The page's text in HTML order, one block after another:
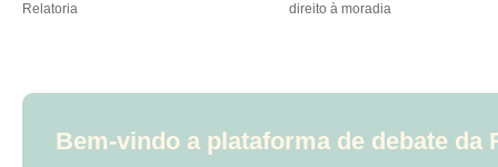
Relatoria
direito à moradia
Bem-vindo a plataforma de debate da